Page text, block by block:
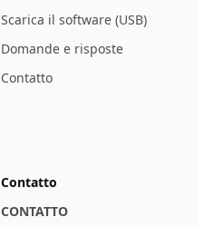
Scarica il software (USB)
Domande e risposte
Contatto
Contatto
CONTATTO